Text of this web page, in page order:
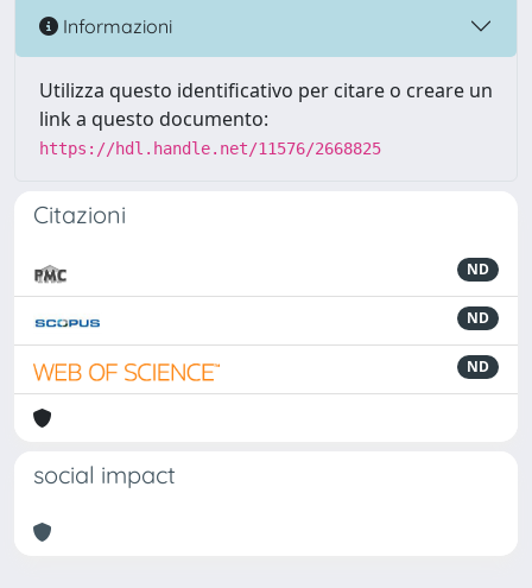
Informazioni
Utilizza questo identificativo per citare o creare un
link a questo documento:
https://hdl.handle.net/11576/2668825
Citazioni
ND
ND
ND
social impact